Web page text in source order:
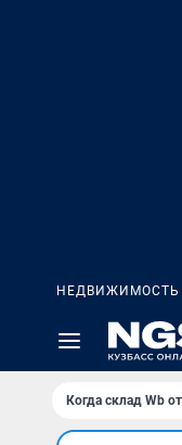
НЕДВИЖИМОСТЬ
Когда склад Wb